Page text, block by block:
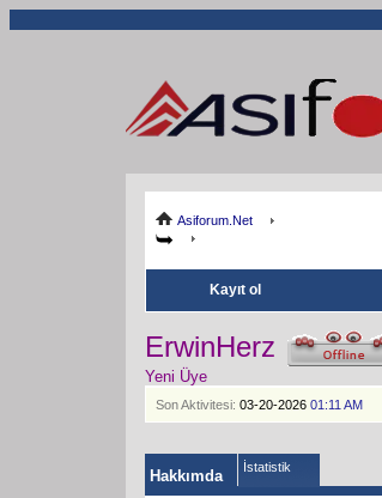
Asiforum.Net
Kayıt ol
ErwinHerz
Yeni Üye
Son Aktivitesi: 03-20-2026 01:11 AM
Hakkımda İstatistik